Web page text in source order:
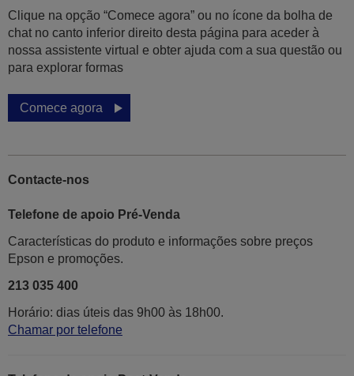
Clique na opção “Comece agora” ou no ícone da bolha de
chat no canto inferior direito desta página para aceder à
nossa assistente virtual e obter ajuda com a sua questão ou
para explorar formas
Comece agora
Contacte-nos
Telefone de apoio Pré-Venda
Características do produto e informações sobre preços
Epson e promoções.
213 035 400
Horário: dias úteis das 9h00 às 18h00.
Chamar por telefone